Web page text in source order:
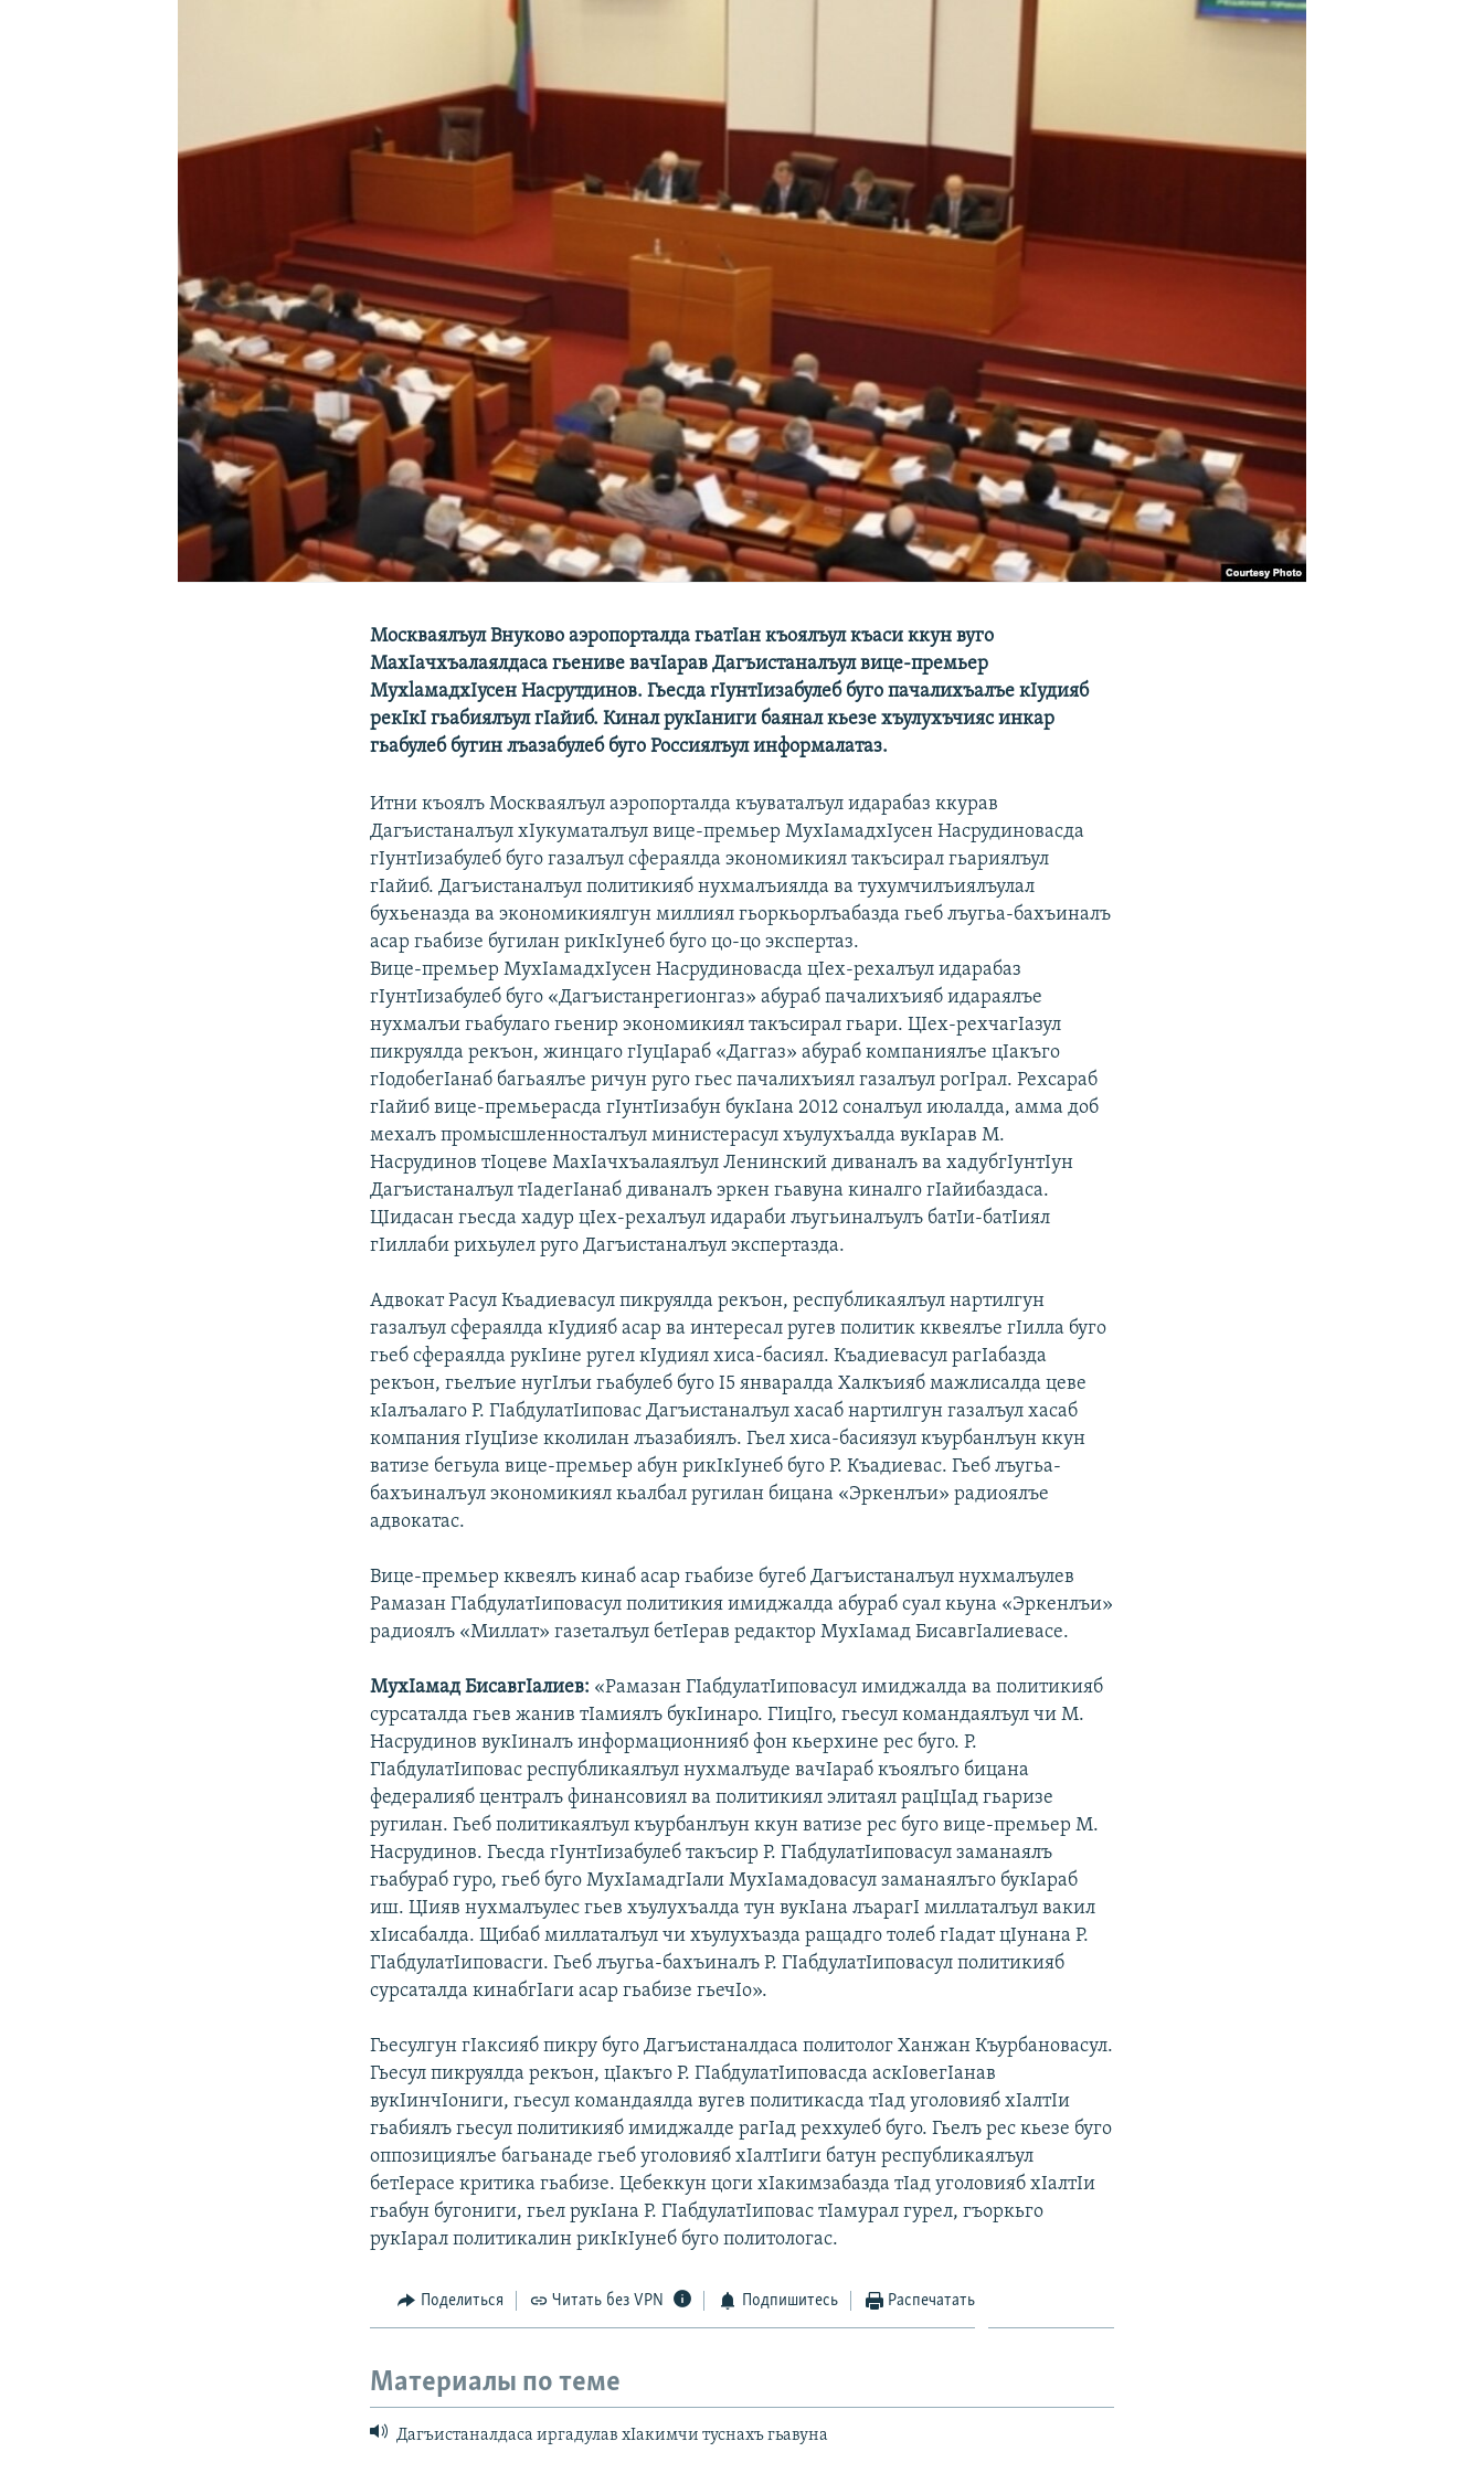
Москваялъул Внуково аэропорталда гьатIан къоялъул къаси ккун вуго
МахIачхъалаялдаса гьениве вачIарав Дагъистаналъул вице-премьер
МухlамадхIусен Насрутдинов. Гьесда гIунтIизабулеб буго пачалихъалъе кIудияб
рекIкI гьабиялъул гIайиб. Кинал рукIаниги баянал кьезе хъулухъчияс инкар
гьабулеб бугин лъазабулеб буго Россиялъул информалатаз.
Итни къоялъ Москваялъул аэропорталда къуваталъул идарабаз ккурав
Дагъистаналъул хIукуматалъул вице-премьер МухIамадхIусен Насрудиновасда
гIунтIизабулеб буго газалъул сфераялда экономикиял такъсирал гьариялъул
гIайиб. Дагъистаналъул политикияб нухмалъиялда ва тухумчилъиялъулал
бухьеназда ва экономикиялгун миллиял гьоркьорлъабазда гьеб лъугьа-бахъиналъ
асар гьабизе бугилан рикIкIунеб буго цо-цо экспертаз.
Вице-премьер МухIамадхIусен Насрудиновасда цIех-рехалъул идарабаз
гIунтIизабулеб буго «Дагъистанрегионгаз» абураб пачалихъияб идараялъе
нухмалъи гьабулаго гьенир экономикиял такъсирал гьари. ЦIех-рехчагIазул
пикруялда рекъон, жинцаго гIуцIараб «Даггаз» абураб компаниялъе цIакъго
гIодобегIанаб багьаялъе ричун руго гьес пачалихъиял газалъул рогIрал. Рехсараб
гIайиб вице-премьерасда гIунтIизабун букIана 2012 соналъул июлалда, амма доб
мехалъ промысшленносталъул министерасул хъулухъалда вукIарав М.
Насрудинов тIоцеве МахIачхъалаялъул Ленинский диваналъ ва хадубгIунтIун
Дагъистаналъул тIадегIанаб диваналъ эркен гьавуна киналго гIайибаздаса.
ЦIидасан гьесда хадур цIех-рехалъул идараби лъугьиналъулъ батIи-батIиял
гIиллаби рихьулел руго Дагъистаналъул экспертазда.
Адвокат Расул Къадиевасул пикруялда рекъон, республикаялъул нартилгун
газалъул сфераялда кIудияб асар ва интересал ругев политик кквеялъе гIилла буго
гьеб сфераялда рукIине ругел кIудиял хиса-басиял. Къадиевасул рагIабазда
рекъон, гьелъие нугIлъи гьабулеб буго I5 январалда Халкъияб мажлисалда цеве
кIалъалаго Р. ГIабдулатIиповас Дагъистаналъул хасаб нартилгун газалъул хасаб
компания гIуцIизе кколилан лъазабиялъ. Гьел хиса-басиязул къурбанлъун ккун
ватизе бегьула вице-премьер абун рикIкIунеб буго Р. Къадиевас. Гьеб лъугьа-
бахъиналъул экономикиял кьалбал ругилан бицана «Эркенлъи» радиоялъе
адвокатас.
Вице-премьер кквеялъ кинаб асар гьабизе бугеб Дагъистаналъул нухмалъулев
Рамазан ГIабдулатIиповасул политикия имиджалда абураб суал кьуна «Эркенлъи»
радиоялъ «Миллат» газеталъул бетIерав редактор МухIамад БисавгIалиевасе.
МухIамад БисавгIалиев: «Рамазан ГIабдулатIиповасул имиджалда ва политикияб
сурсаталда гьев жанив тIамиялъ букIинаро. ГIицIго, гьесул командаялъул чи М.
Насрудинов вукIиналъ информационнияб фон кьерхине рес буго. Р.
ГIабдулатIиповас республикаялъул нухмалъуде вачIараб къоялъго бицана
федералияб централъ финансовиял ва политикиял элитаял рацIцIад гьаризе
ругилан. Гьеб политикаялъул къурбанлъун ккун ватизе рес буго вице-премьер М.
Насрудинов. Гьесда гIунтIизабулеб такъсир Р. ГIабдулатIиповасул заманаялъ
гьабураб гуро, гьеб буго МухIамадгIали МухIамадовасул заманаялъго букIараб
иш. ЦIияв нухмалъулес гьев хъулухъалда тун вукIана лъарагI миллаталъул вакил
хIисабалда. Щибаб миллаталъул чи хъулухъазда ращадго толеб гIадат цIунана Р.
ГIабдулатIиповасги. Гьеб лъугьа-бахъиналъ Р. ГIабдулатIиповасул политикияб
сурсаталда кинабгIаги асар гьабизе гьечIо».
Гьесулгун гIаксияб пикру буго Дагъистаналдаса политолог Ханжан Къурбановасул.
Гьесул пикруялда рекъон, цIакъго Р. ГIабдулатIиповасда аскIовегIанав
вукIинчIониги, гьесул командаялда вугев политикасда тIад уголовияб хIалтIи
гьабиялъ гьесул политикияб имиджалде рагIад реххулеб буго. Гьелъ рес кьезе буго
оппозициялъе багьанаде гьеб уголовияб хIалтIиги батун республикаялъул
бетIерасе критика гьабизе. Цебеккун цоги хIакимзабазда тIад уголовияб хIалтIи
гьабун бугониги, гьел рукIана Р. ГIабдулатIиповас тIамурал гурел, гъоркьго
рукIарал политикалин рикIкIунеб буго политологас.
Поделиться Читать без VPN Подпишитесь Распечатать
Материалы по теме
Дагъистаналдаса иргадулав хIакимчи туснахъ гьавуна